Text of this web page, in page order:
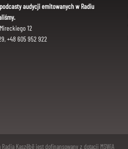
audycji emitowanych w Radiu
12
+48 605 952 922
Kaszëbë jest dofinansowany z dotacji MSWiA